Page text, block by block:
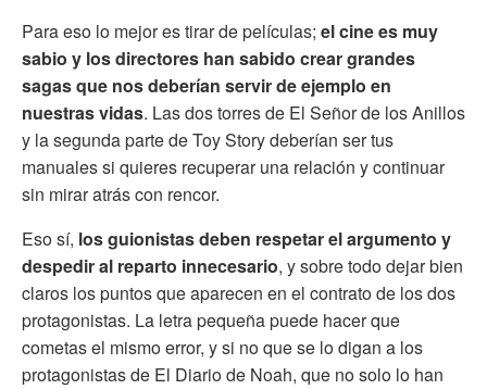
Para eso lo mejor es tirar de películas; el cine es muy
sabio y los directores han sabido crear grandes
sagas que nos deberían servir de ejemplo en
nuestras vidas. Las dos torres de El Señor de los Anillos
y la segunda parte de Toy Story deberían ser tus
manuales si quieres recuperar una relación y continuar
sin mirar atrás con rencor.
Eso sí, los guionistas deben respetar el argumento y
despedir al reparto innecesario, y sobre todo dejar bien
claros los puntos que aparecen en el contrato de los dos
protagonistas. La letra pequeña puede hacer que
cometas el mismo error, y si no que se lo digan a los
protagonistas de El Diario de Noah, que no solo lo han